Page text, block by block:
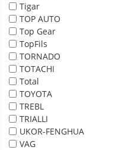
Tigar
TOP AUTO
Top Gear
TopFils
TORNADO
TOTACHI
Total
TOYOTA
TREBL
TRIALLI
UKOR-FENGHUA
VAG